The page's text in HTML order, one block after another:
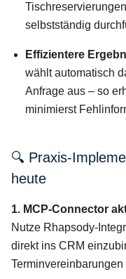
selbstständig
Effizientere
wählt automatisch
Anfrage aus – so
minimierst
🔍 Praxis-
heute
1. MCP-Connector
Nutze Rhapsody-
direkt ins CRM